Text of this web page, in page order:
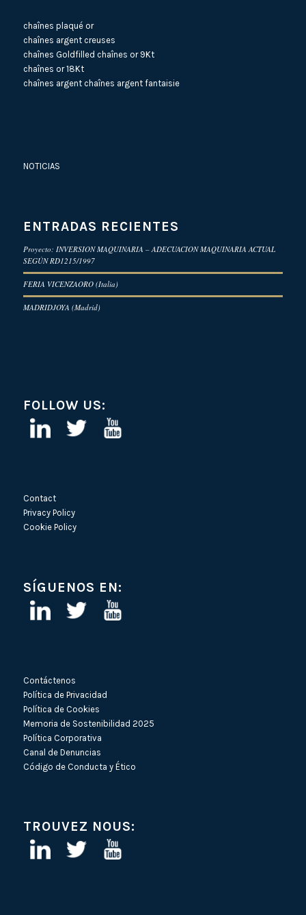
chaînes plaqué or
chaînes argent creuses
chaînes Goldfilled chaînes or 9Kt
chaînes or 18Kt
chaînes argent chaînes argent fantaisie
NOTICIAS
ENTRADAS RECIENTES
Proyecto: INVERSION MAQUINARIA – ADECUACION MAQUINARIA ACTUAL
SEGÚN RD1215/1997
FERIA VICENZAORO (Italia)
MADRIDJOYA (Madrid)
FOLLOW US:
Contact
Privacy Policy
Cookie Policy
SÍGUENOS EN:
Contáctenos
Política de Privacidad
Política de Cookies
Memoria de Sostenibilidad 2025
Política Corporativa
Canal de Denuncias
Código de Conducta y Ético
TROUVEZ NOUS: